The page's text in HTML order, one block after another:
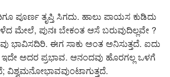
ಪೂರ್ಣ ತೃಪ್ತಿ ಸಿಗದು. ಹಾಲು ಪಾಯಸ ಕುಡಿದು
ಮೇಲೆ, ಪುನಃ ಬೇಕಂತ ಆಸೆ ಬರುವುದಿಲ್ಲವೇ ?
ಭಾವಿಸದಿರಿ. ಈಗ ಸಾಕು ಅಂತ ಅನಿಸುತ್ತದೆ. ಐದು
ಇದೇ ಅದರ ಪ್ರಭಾವ. ಆನಂದವು ಹೊರಗಲ್ಲ ಒಳಗೆ